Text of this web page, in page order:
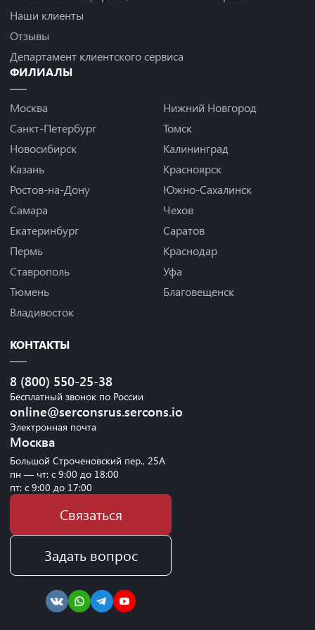
Наши клиенты
Отзывы
Департамент клиентского сервиса
ФИЛИАЛЫ
Москва
Санкт-Петербург
Новосибирск
Казань
Ростов-на-Дону
Самара
Екатеринбург
Пермь
Ставрополь
Тюмень
Владивосток
Нижний Новгород
Томск
Калининград
Красноярск
Южно-Сахалинск
Чехов
Саратов
Краснодар
Уфа
Благовещенск
КОНТАКТЫ
8 (800) 550-25-38
Бесплатный звонок по России
online@serconsrus.sercons.io
Электронная почта
Москва
Большой Строченовский пер., 25А
пн — чт: с 9:00 до 18:00
пт: с 9:00 до 17:00
Связаться
Задать вопрос